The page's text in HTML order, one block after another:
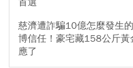
首選
慈濟遭詐騙10億怎麼發生
博信任！豪宅藏158公斤
應了